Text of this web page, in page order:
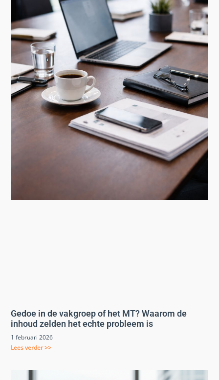
Gedoe in de vakgroep of het MT? Waarom de
inhoud zelden het echte probleem is
1 februari 2026
Lees verder >>